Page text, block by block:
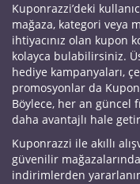
Kuponrazzi’deki
mağaza, kategori veya
ihtiyacınız olan kupon
kolayca bulabilirsiniz.
hediye kampanyaları,
promosyonlar da
Böylece, her an güncel
daha avantajlı hale
Kuponrazzi ile akıllı
güvenilir
indirimlerden